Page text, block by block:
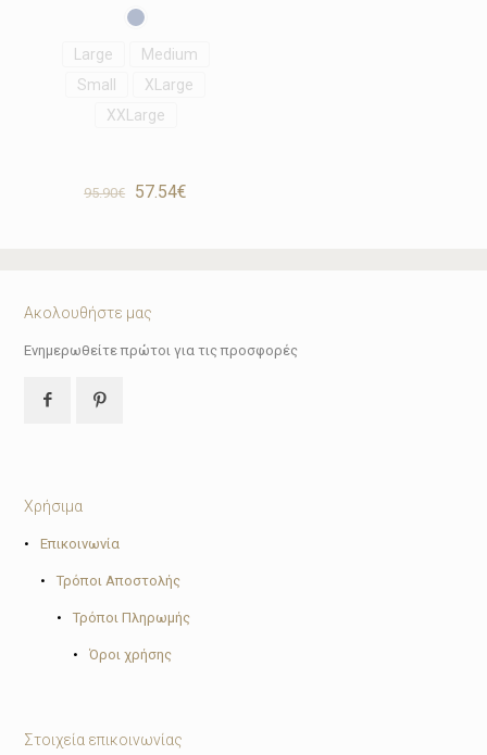
Large
Medium
Small
XLarge
XXLarge
95.90€
Original
57.54€
Ακολουθήστε μας
Ενημερωθείτε πρώτοι για τις προσφορές
Χρήσιμα
• Επικοινωνία
• Τρόποι Αποστολής
• Τρόποι Πληρωμής
• Όροι χρήσης
Στοιχεία επικοινωνίας